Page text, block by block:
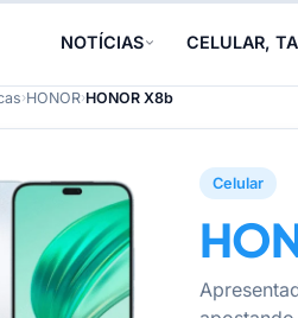
NOTÍCIAS CELULAR,
›HONOR›HONOR X8b
Celular